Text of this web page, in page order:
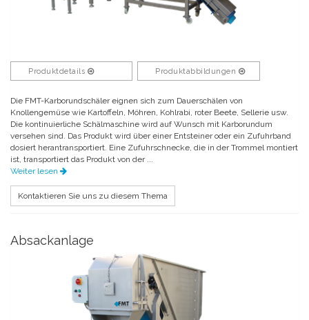
Produktdetails Produktabbildungen
Die FMT-Karborundschäler eignen sich zum Dauerschälen von
Knollengemüse wie Kartoffeln, Möhren, Kohlrabi, roter Beete, Sellerie usw.
Die kontinuierliche Schälmaschine wird auf Wunsch mit Karborundum
versehen sind. Das Produkt wird über einer Entsteiner oder ein Zufuhrband
dosiert herantransportiert. Eine Zufuhrschnecke, die in der Trommel montiert
ist, transportiert das Produkt von der ...
Weiter lesen
Kontaktieren Sie uns zu diesem Thema
Absackanlage